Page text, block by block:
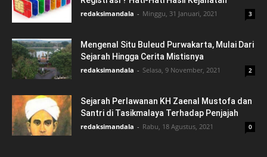
redaksimandala - Minggu, 31 Januari, 2021 3
Mengenal Situ Buleud Purwakarta, Mulai Dari
Sejarah Hingga Cerita Mistisnya
redaksimandala - Selasa, 9 November, 2021 2
Sejarah Perlawanan KH Zaenal Mustofa dan
Santri di Tasikmalaya Terhadap Penjajah
redaksimandala - Rabu, 18 Agustus, 2021 0